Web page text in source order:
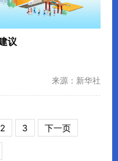
议
来源：新华社
2 3 下一页